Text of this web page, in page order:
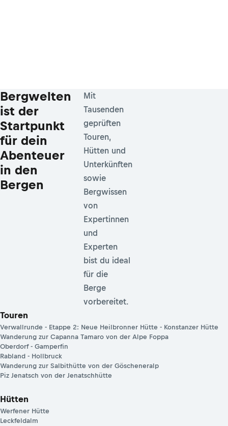
Bergwelten
ist der
Startpunkt
für dein
Abenteuer
in den
Bergen
Mit
Tausenden
geprüften
Touren,
Hütten und
Unterkünften
sowie
Bergwissen
von
Expertinnen
und
Experten
bist du ideal
für die
Berge
vorbereitet.
Touren
Verwallrunde - Etappe 2: Neue Heilbronner Hütte - Konstanzer Hütte
Wanderung zur Capanna Tamaro von der Alpe Foppa
Oberdorf - Gamperfin
Rabland - Hollbruck
Wanderung zur Salbithütte von der Göscheneralp
Piz Jenatsch von der Jenatschhütte
Hütten
Werfener Hütte
Leckfeldalm